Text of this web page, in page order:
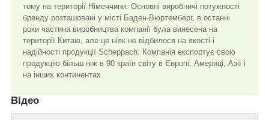
тому на території Німеччини. Основні виробничі потужності
бренду розташовані у місті Баден-Вюртемберг, в останні
роки частина виробництва компанії була винесена на
території Китаю, але це ніяк не відбилося на якості і
надійності продукції Scheppach. Компанія експортує свою
продукцію більш ніж в 90 країн світу в Європі, Америці, Азії і
на інших континентах.
Відео